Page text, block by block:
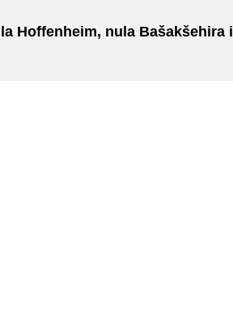
Hoffenheim, nula Bašakšehira i